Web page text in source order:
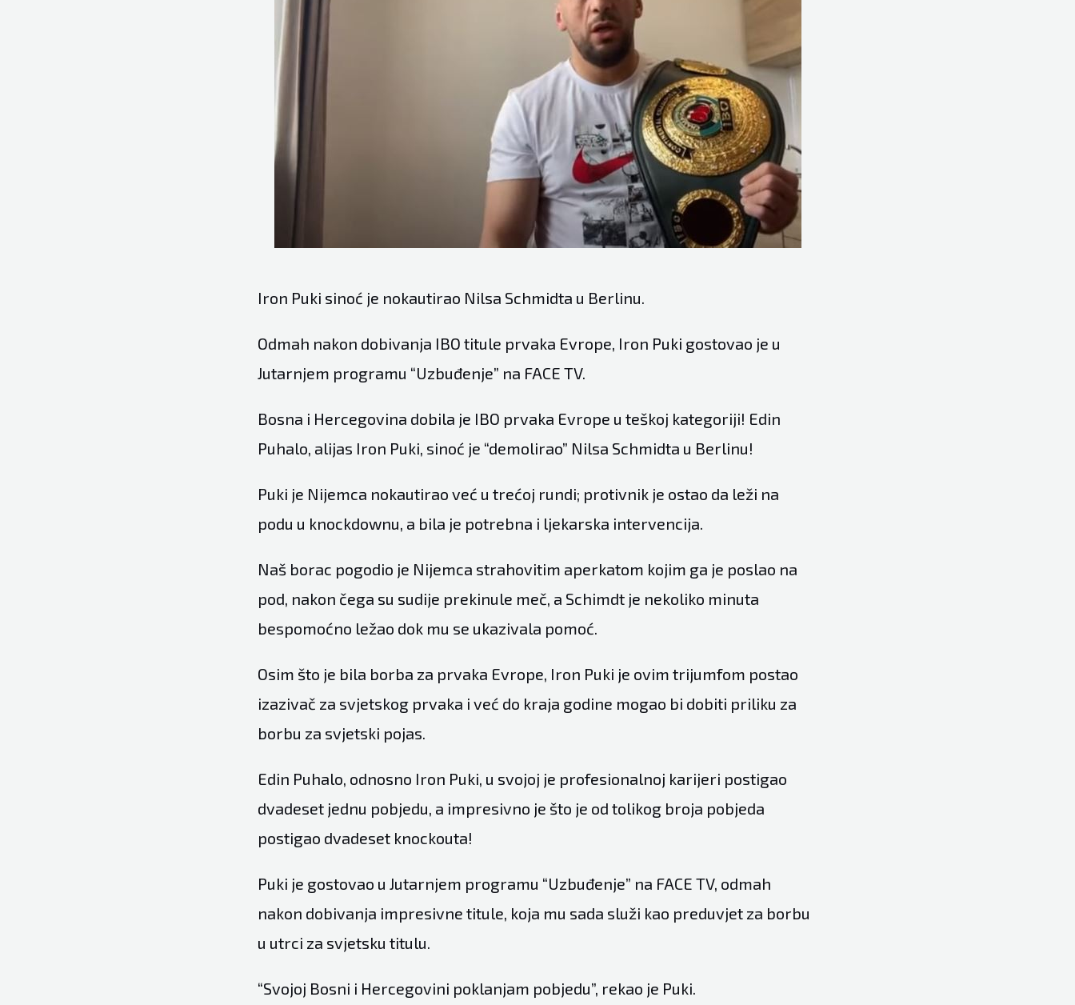
Iron Puki sinoć je nokautirao Nilsa Schmidta u Berlinu.
Odmah nakon dobivanja IBO titule prvaka Evrope, Iron Puki gostovao je u
Jutarnjem programu “Uzbuđenje” na FACE TV.
Bosna i Hercegovina dobila je IBO prvaka Evrope u teškoj kategoriji! Edin
Puhalo, alijas Iron Puki, sinoć je “demolirao” Nilsa Schmidta u Berlinu!
Puki je Nijemca nokautirao već u trećoj rundi; protivnik je ostao da leži na
podu u knockdownu, a bila je potrebna i ljekarska intervencija.
Naš borac pogodio je Nijemca strahovitim aperkatom kojim ga je poslao na
pod, nakon čega su sudije prekinule meč, a Schimdt je nekoliko minuta
bespomoćno ležao dok mu se ukazivala pomoć.
Osim što je bila borba za prvaka Evrope, Iron Puki je ovim trijumfom postao
izazivač za svjetskog prvaka i već do kraja godine mogao bi dobiti priliku za
borbu za svjetski pojas.
Edin Puhalo, odnosno Iron Puki, u svojoj je profesionalnoj karijeri postigao
dvadeset jednu pobjedu, a impresivno je što je od tolikog broja pobjeda
postigao dvadeset knockouta!
Puki je gostovao u Jutarnjem programu “Uzbuđenje” na FACE TV, odmah
nakon dobivanja impresivne titule, koja mu sada služi kao preduvjet za borbu
u utrci za svjetsku titulu.
“Svojoj Bosni i Hercegovini poklanjam pobjedu”, rekao je Puki.